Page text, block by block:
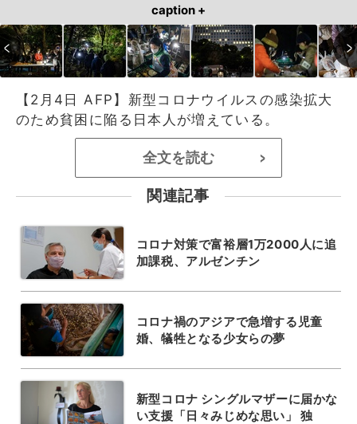
caption +
【2月4日 AFP】新型コロナウイルスの感染拡大
のため貧困に陥る日本人が増えている。
全文を読む >
関連記事
コロナ対策で富裕層1万2000人に追
加課税、アルゼンチン
コロナ禍のアジアで急増する児童
婚、犠牲となる少女らの夢
新型コロナ シングルマザーに届かな
い支援「日々みじめな思い」 独